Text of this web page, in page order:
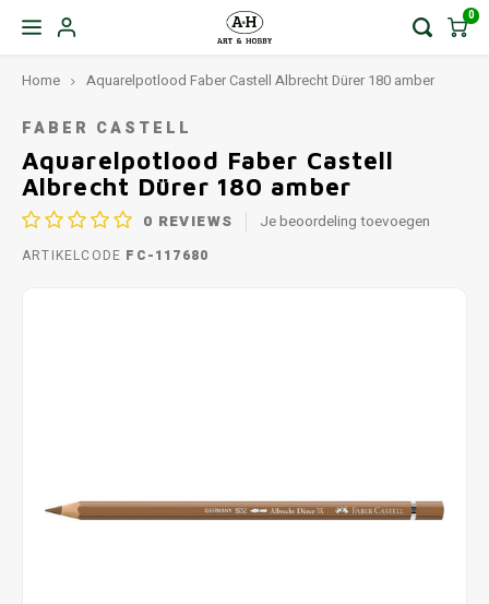
0
Home Aquarelpotlood Faber Castell Albrecht Dürer 180 amber
FABER CASTELL
Aquarelpotlood Faber Castell
Albrecht Dürer 180 amber
0 REVIEWS Je beoordeling toevoegen
ARTIKELCODE FC-117680